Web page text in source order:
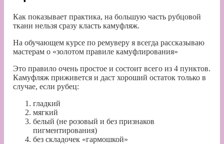
Как показывает практика, на большую часть рубцовой
ткани нельзя сразу класть камуфляж.
На обучающем курсе по ремуверу я всегда рассказываю
мастерам о «золотом правиле камуфлирования»
Это правило очень простое и состоит всего из 4 пунктов.
Камуфляж приживется и даст хороший остаток только в
случае, если рубец:
гладкий
мягкий
белый (не розовый и без признаков
пигментирования)
без складочек «гармошкой»